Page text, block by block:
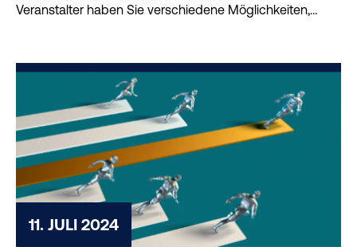
Veranstalter haben Sie verschiedene Möglichkeiten,
11. JULI 2024